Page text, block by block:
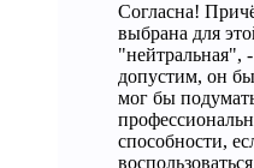
Согласна!
выбрана для
"нейтральная",
допустим, он
мог бы
способности,